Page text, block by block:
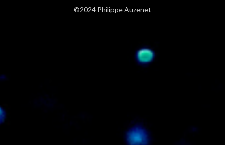
©2024 Philippe Auzenet